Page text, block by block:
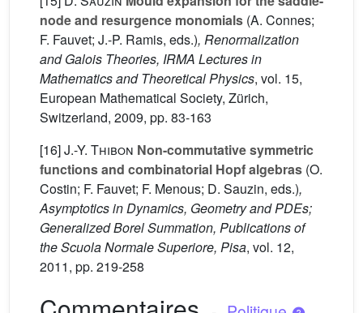
node and resurgence monomials (A. Connes;
F. Fauvet; J.-P. Ramis, eds.), Renormalization
and Galois Theories, IRMA Lectures in
Mathematics and Theoretical Physics, vol. 15,
European Mathematical Society, Zürich,
Switzerland, 2009, pp. 83-163
[16]J.-Y. Thibon Non-commutative symmetric
functions and combinatorial Hopf algebras (O.
Costin; F. Fauvet; F. Menous; D. Sauzin, eds.),
Asymptotics in Dynamics, Geometry and PDEs;
Generalized Borel Summation, Publications of
the Scuola Normale Superiore, Pisa, vol. 12,
2011, pp. 219-258